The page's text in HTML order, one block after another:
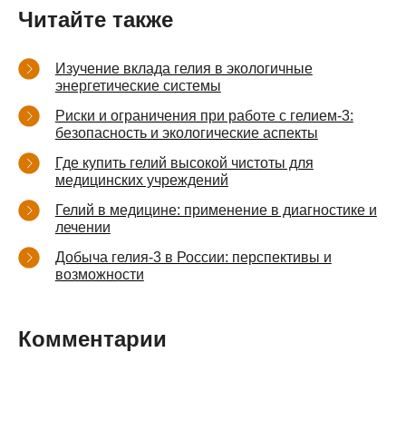
Читайте также
Изучение вклада гелия в экологичные
энергетические системы
Риски и ограничения при работе с гелием-3:
безопасность и экологические аспекты
Где купить гелий высокой чистоты для
медицинских учреждений
Гелий в медицине: применение в диагностике и
лечении
Добыча гелия-3 в России: перспективы и
возможности
Комментарии